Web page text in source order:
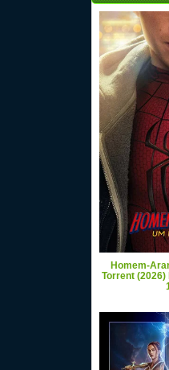
Homem-
Torrent (2026)